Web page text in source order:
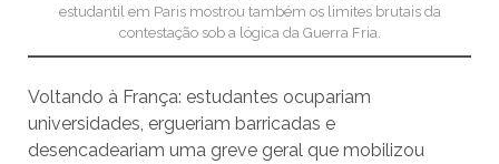
estudantil em Paris mostrou também os limites brutais da
contestação sob a lógica da Guerra Fria.
Voltando à França: estudantes ocupariam
universidades, ergueriam barricadas e
desencadeariam uma greve geral que mobilizou